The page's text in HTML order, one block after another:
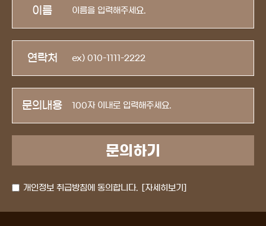
이름
연락처
문의내용
개인정보 취급방침에 동의합니다. [자세히보기]